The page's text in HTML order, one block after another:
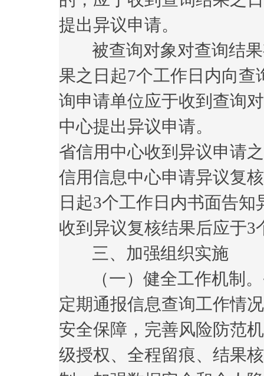
提出异议申请。
被查询对象对查询结果
果之日起7个工作日内向
询申请单位应于收到查询
中心提出异议申请。
省信用中心收到异议申请
信用信息中心申请异议复
日起3个工作日内书面告
收到异议复核结果后应于
三、加强组织实施
（一）健全工作机制。
定期通报信息查询工作情
安全保障，完善风险防范
级授权、全程留痕、结果